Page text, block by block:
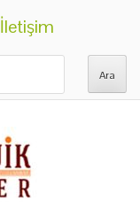
İletişim